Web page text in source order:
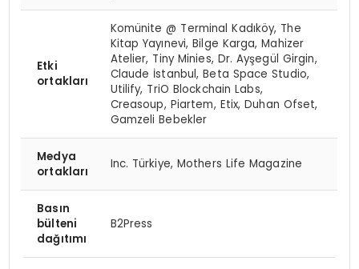
Etki
ortakları
Komünite @ Terminal Kadıköy, The
Kitap Yayınevi, Bilge Karga, Mahizer
Atelier, Tiny Minies, Dr. Ayşegül Girgin,
Claude İstanbul, Beta Space Studio,
Utilify, TriO Blockchain Labs,
Creasoup, Piartem, Etix, Duhan Ofset,
Gamzeli Bebekler
Medya
ortakları
Inc. Türkiye, Mothers Life Magazine
Basın
bülteni
dağıtımı
B2Press